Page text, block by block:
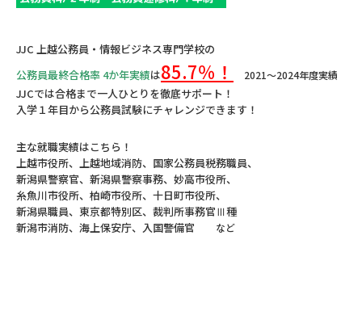
JJC 上越公務員・情報ビジネス専門学校の
公務員最終合格率 4か年実績は85.7％！ 2021～2024年度実績
JJCでは合格まで一人ひとりを徹底サポート！
入学１年目から公務員試験にチャレンジできます！
主な就職実績はこちら！
上越市役所、上越地域消防、国家公務員税務職員、
新潟県警察官、新潟県警察事務、妙高市役所、
糸魚川市役所、柏崎市役所、十日町市役所、
新潟県職員、東京都特別区、裁判所事務官Ⅲ種
新潟市消防、海上保安庁、入国警備官
など